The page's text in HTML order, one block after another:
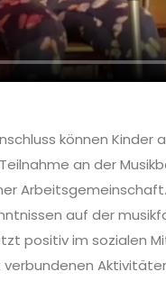
können Kinder
an der
Arbeitsgemeinschaft.
auf der
positiv im sozialen